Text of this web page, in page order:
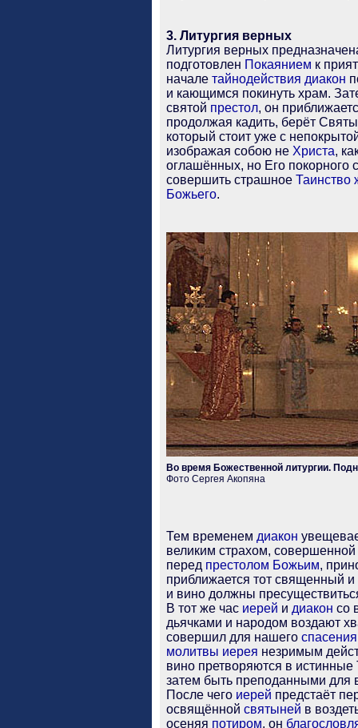
3. Литургия верных
Литургия верных
подготовлен Покаянием к
начале тайнодействия диакон
и кающимся покинуть храм.
святой престол, он
продолжая кадить, берёт
который стоит уже с
изображая собою не Христа,
оглашённых, но Его покорного
совершить страшное Таинство
Божьего.
Во время Божественной литургии.
Фото Сергея Акопяна
Тем временем диакон
великим страхом, совершенной
перед престолом Божьим,
приближается тот священный и
и вино должны
В тот же час иерей и диакон со
дьячками и народом воздают
совершил для нашего спасения
молитвы иерея незримым
вино претворяются в
затем быть преподанными
После чего иерей предстаёт
освящённой святыней в
осеняя потиром, он